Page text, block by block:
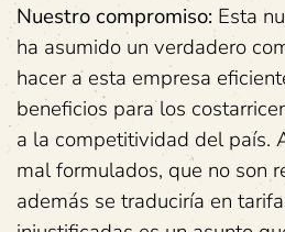
Nuestro compromiso: Esta
ha asumido un verdadero
hacer a esta empresa
beneficios para los
a la competitividad del país.
mal formulados, que no son
además se traduciría en